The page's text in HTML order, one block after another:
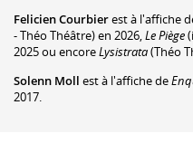
Felicien Courbierest à l'affiche
- Théo Théâtre) en 2026,Le Piège
2025 ou encoreLysistrata(Théo
Solenn Moll est à l'affiche de
2017.